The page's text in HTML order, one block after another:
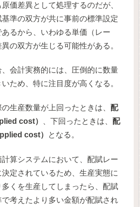
価差異として処理するのだが、
準の双方が共に事前の標準設定
るから、いわゆる単価（レー
の双方が生じる可能性がある。
会計実務的には、圧倒的に数量
ため、特に注目度が高くなる。
生産数量が上回ったときは、配
cost）
、下回ったときは、配
cost）
となる。
算システムにおいて、配賦レー
決定されているため、生産実態に
くを生産してしまったら、配賦
考えたより多い金額が配賦され